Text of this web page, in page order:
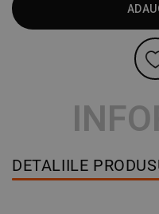
DETALIILE